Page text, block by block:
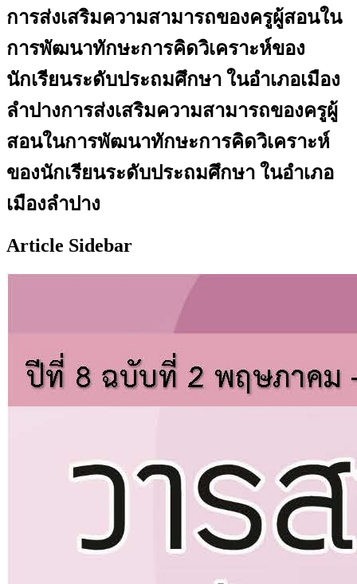
การส่งเสริมความสามารถของครูผู้สอนใน
การพัฒนาทักษะการคิดวิเคราะห์ของ
นักเรียนระดับประถมศึกษา ในอําเภอเมือง
ลําปางการส่งเสริมความสามารถของครูผู้
สอนในการพัฒนาทักษะการคิดวิเคราะห์
ของนักเรียนระดับประถมศึกษา ในอําเภอ
เมืองลําปาง
Article Sidebar